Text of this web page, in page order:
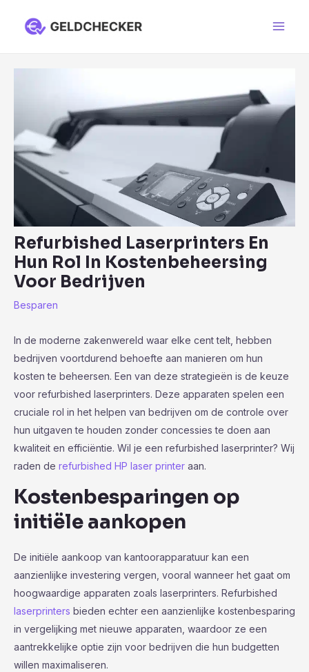
Refurbished Laserprinters En
Hun Rol In Kostenbeheersing
Voor Bedrijven
Besparen
In de moderne zakenwereld waar elke cent telt, hebben
bedrijven voortdurend behoefte aan manieren om hun
kosten te beheersen. Een van deze strategieën is de keuze
voor refurbished laserprinters. Deze apparaten spelen een
cruciale rol in het helpen van bedrijven om de controle over
hun uitgaven te houden zonder concessies te doen aan
kwaliteit en efficiëntie. Wil je een refurbished laserprinter? Wij
raden de refurbished HP laser printer aan.
Kostenbesparingen op
initiële aankopen
De initiële aankoop van kantoorapparatuur kan een
aanzienlijke investering vergen, vooral wanneer het gaat om
hoogwaardige apparaten zoals laserprinters. Refurbished
laserprinters bieden echter een aanzienlijke kostenbesparing
in vergelijking met nieuwe apparaten, waardoor ze een
aantrekkelijke optie zijn voor bedrijven die hun budgetten
willen maximaliseren.